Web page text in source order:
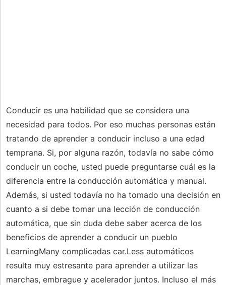
Conducir es una habilidad que se considera una
necesidad para todos. Por eso muchas personas están
tratando de aprender a conducir incluso a una edad
temprana. Si, por alguna razón, todavía no sabe cómo
conducir un coche, usted puede preguntarse cuál es la
diferencia entre la conducción automática y manual.
Además, si usted todavía no ha tomado una decisión en
cuanto a si debe tomar una lección de conducción
automática, que sin duda debe saber acerca de los
beneficios de aprender a conducir un pueblo
LearningMany complicadas car.Less automáticos
resulta muy estresante para aprender a utilizar las
marchas, embrague y acelerador juntos. Incluso el más